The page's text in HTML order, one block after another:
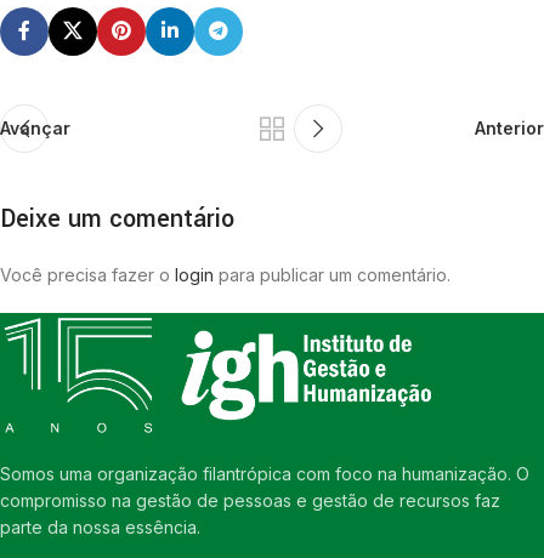
Avançar Anterior
Deixe um comentário
Você precisa fazer o login para publicar um comentário.
Somos uma organização filantrópica com foco na humanização. O
compromisso na gestão de pessoas e gestão de recursos faz
parte da nossa essência.